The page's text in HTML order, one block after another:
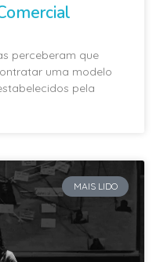
perceberam que
uma modelo
pela
MAIS LIDO